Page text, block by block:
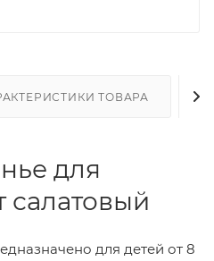
ТОВАРА
для
салатовый
для детей от 8